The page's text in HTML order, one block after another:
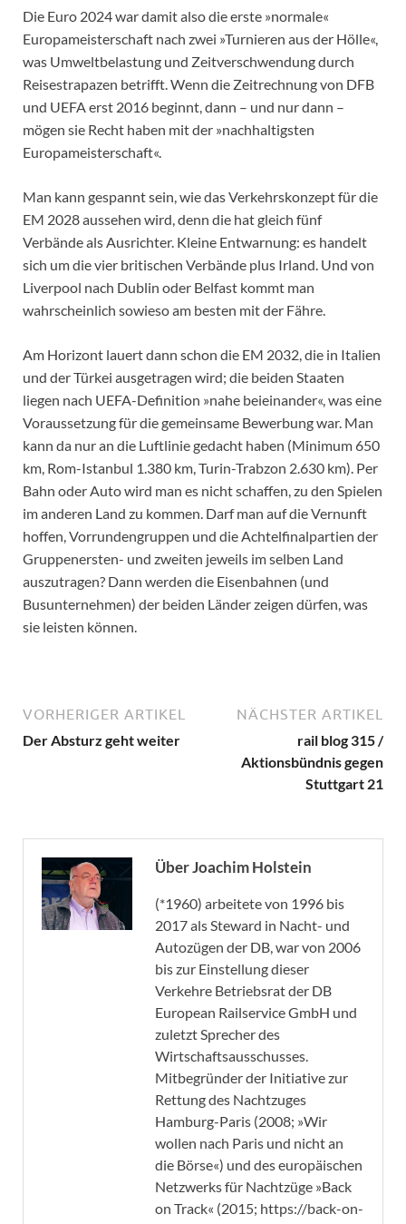
Die Euro 2024 war damit also die erste »normale«
Europameisterschaft nach zwei »Turnieren aus der Hölle«,
was Umweltbelastung und Zeitverschwendung durch
Reisestrapazen betrifft. Wenn die Zeitrechnung von DFB
und UEFA erst 2016 beginnt, dann – und nur dann –
mögen sie Recht haben mit der »nachhaltigsten
Europameisterschaft«.
Man kann gespannt sein, wie das Verkehrskonzept für die
EM 2028 aussehen wird, denn die hat gleich fünf
Verbände als Ausrichter. Kleine Entwarnung: es handelt
sich um die vier britischen Verbände plus Irland. Und von
Liverpool nach Dublin oder Belfast kommt man
wahrscheinlich sowieso am besten mit der Fähre.
Am Horizont lauert dann schon die EM 2032, die in Italien
und der Türkei ausgetragen wird; die beiden Staaten
liegen nach UEFA-Definition »nahe beieinander«, was eine
Voraussetzung für die gemeinsame Bewerbung war. Man
kann da nur an die Luftlinie gedacht haben (Minimum 650
km, Rom-Istanbul 1.380 km, Turin-Trabzon 2.630 km). Per
Bahn oder Auto wird man es nicht schaffen, zu den Spielen
im anderen Land zu kommen. Darf man auf die Vernunft
hoffen, Vorrundengruppen und die Achtelfinalpartien der
Gruppenersten- und zweiten jeweils im selben Land
auszutragen? Dann werden die Eisenbahnen (und
Busunternehmen) der beiden Länder zeigen dürfen, was
sie leisten können.
VORHERIGER ARTIKEL
Der Absturz geht weiter
NÄCHSTER ARTIKEL
rail blog 315 /
Aktionsbündnis gegen
Stuttgart 21
Über Joachim Holstein
(*1960) arbeitete von 1996 bis
2017 als Steward in Nacht- und
Autozügen der DB, war von 2006
bis zur Einstellung dieser
Verkehre Betriebsrat der DB
European Railservice GmbH und
zuletzt Sprecher des
Wirtschaftsausschusses.
Mitbegründer der Initiative zur
Rettung des Nachtzuges
Hamburg-Paris (2008; »Wir
wollen nach Paris und nicht an
die Börse«) und des europäischen
Netzwerks für Nachtzüge »Back
on Track« (2015; https://back-on-